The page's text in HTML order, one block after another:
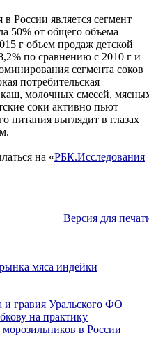
России является сегмент
50% от общего объема
г объем продаж детской
по сравнению с 2010 г и
сегмента соков
потребительская
каш, молочных смесей,
соки активно пьют
питания выглядит в глазах
на «РБК.Исследования
Версия для
мяса индейки
гравия Уральского ФО
на практику
в России